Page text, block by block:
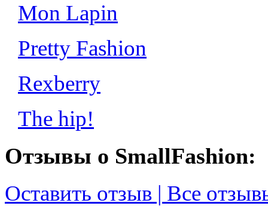
Mon Lapin
Pretty Fashion
Rexberry
The hip!
Отзывы о SmallFashion:
Оставить отзыв | Все